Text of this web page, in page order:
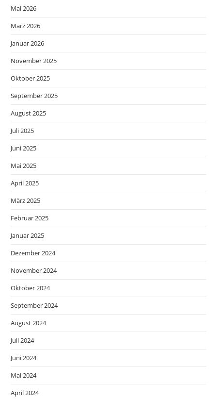
Mai 2026
März 2026
Januar 2026
November 2025
Oktober 2025
September 2025
August 2025
Juli 2025
Juni 2025
Mai 2025
April 2025
März 2025
Februar 2025
Januar 2025
Dezember 2024
November 2024
Oktober 2024
September 2024
August 2024
Juli 2024
Juni 2024
Mai 2024
April 2024